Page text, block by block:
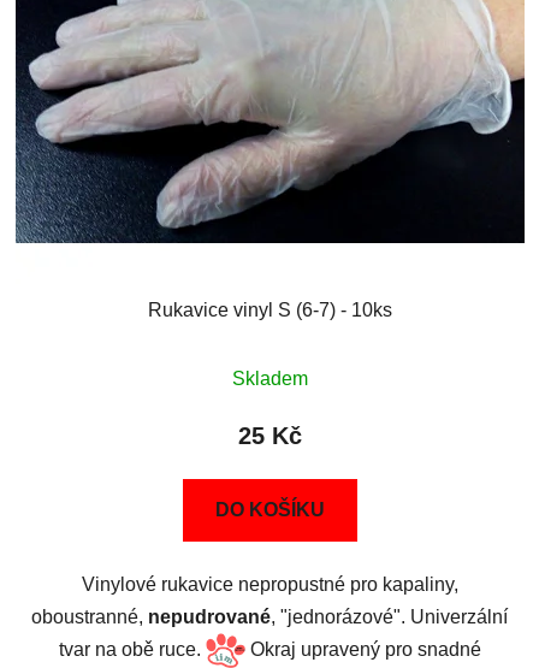
Rukavice vinyl S (6-7) - 10ks
Skladem
25 Kč
DO KOŠÍKU
Vinylové rukavice nepropustné pro kapaliny,
oboustranné, nepudrované, "jednorázové". Univerzální
tvar na obě ruce.
Okraj upravený pro snadné